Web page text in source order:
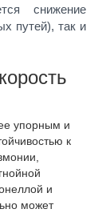
снижение
путей), так и
упорным и
к
и
может